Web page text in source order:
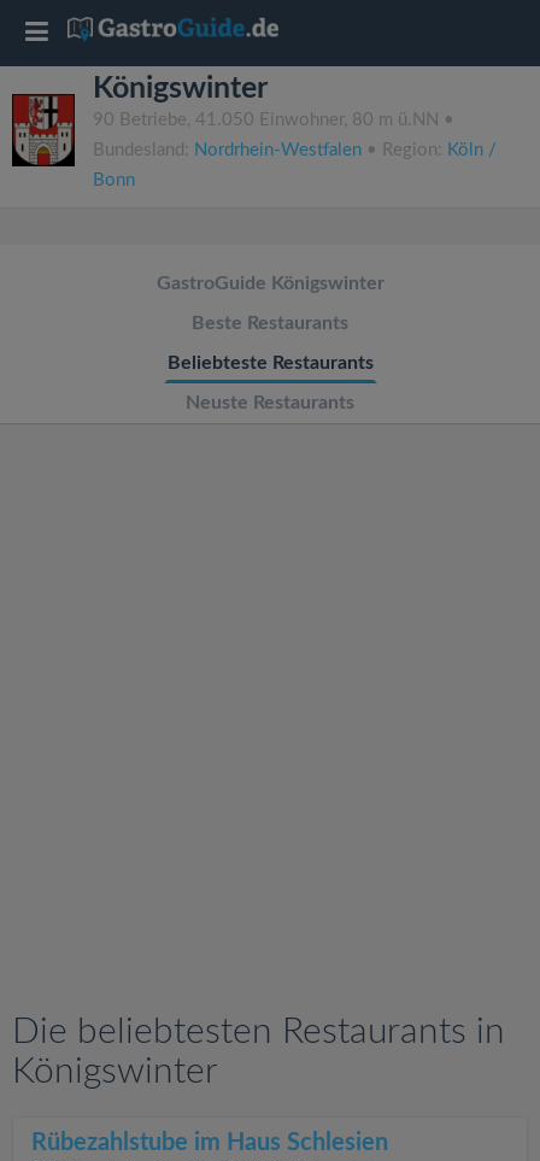
Königswinter
90 Betriebe, 41.050 Einwohner, 80 m ü.NN •
Bundesland: Nordrhein-Westfalen • Region: Köln /
Bonn
GastroGuide Königswinter
Beste Restaurants
Beliebteste Restaurants
Neuste Restaurants
Die beliebtesten Restaurants in
Königswinter
Rübezahlstube im Haus Schlesien
T
o
g